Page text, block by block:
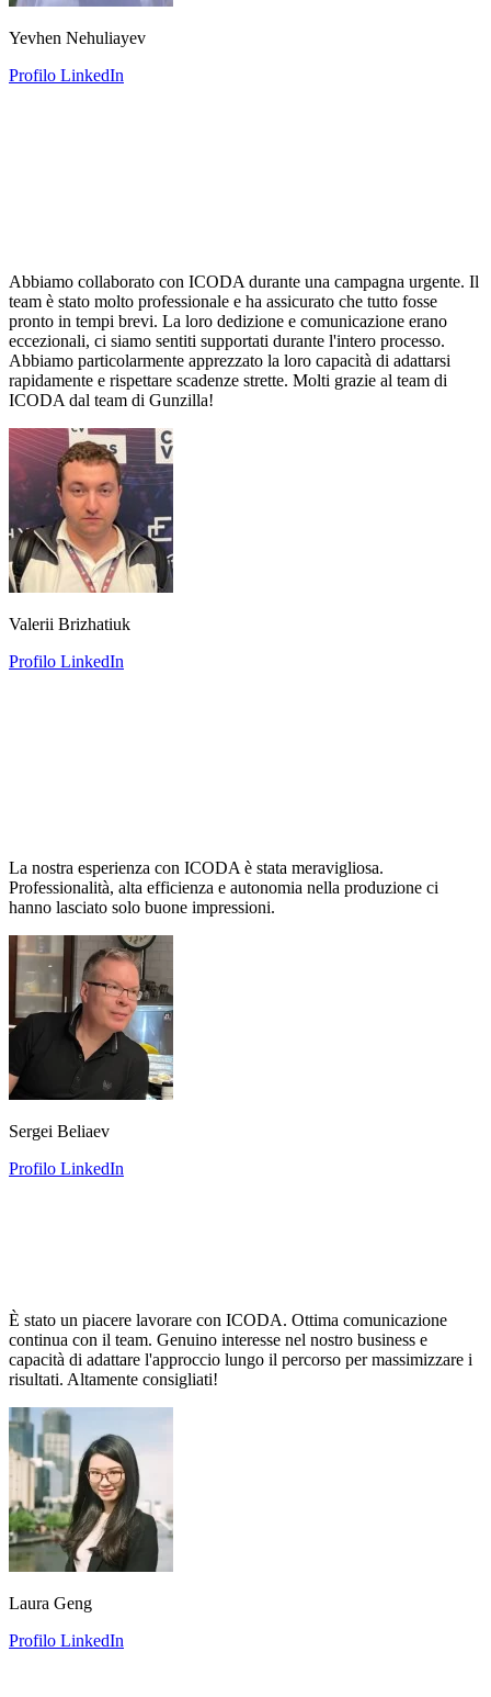
Yevhen Nehuliayev
Profilo LinkedIn
Abbiamo collaborato con ICODA durante una campagna urgente. Il
team è stato molto professionale e ha assicurato che tutto fosse
pronto in tempi brevi. La loro dedizione e comunicazione erano
eccezionali, ci siamo sentiti supportati durante l'intero processo.
Abbiamo particolarmente apprezzato la loro capacità di adattarsi
rapidamente e rispettare scadenze strette. Molti grazie al team di
ICODA dal team di Gunzilla!
Valerii Brizhatiuk
Profilo LinkedIn
La nostra esperienza con ICODA è stata meravigliosa.
Professionalità, alta efficienza e autonomia nella produzione ci
hanno lasciato solo buone impressioni.
Sergei Beliaev
Profilo LinkedIn
È stato un piacere lavorare con ICODA. Ottima comunicazione
continua con il team. Genuino interesse nel nostro business e
capacità di adattare l'approccio lungo il percorso per massimizzare i
risultati. Altamente consigliati!
Laura Geng
Profilo LinkedIn